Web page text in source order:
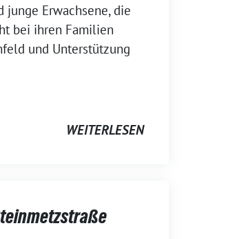
junge Erwachsene, die
bei ihren Familien
und Unterstützung
WEITERLESEN